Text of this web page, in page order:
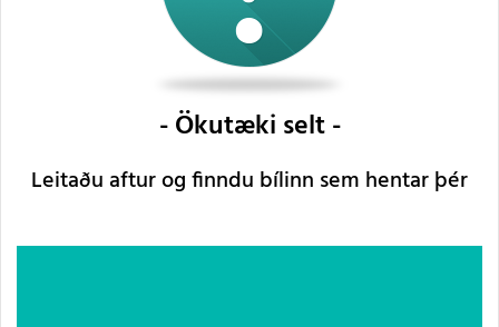
Ökutæki selt
Leitaðu aftur og finndu bílinn sem hentar þér